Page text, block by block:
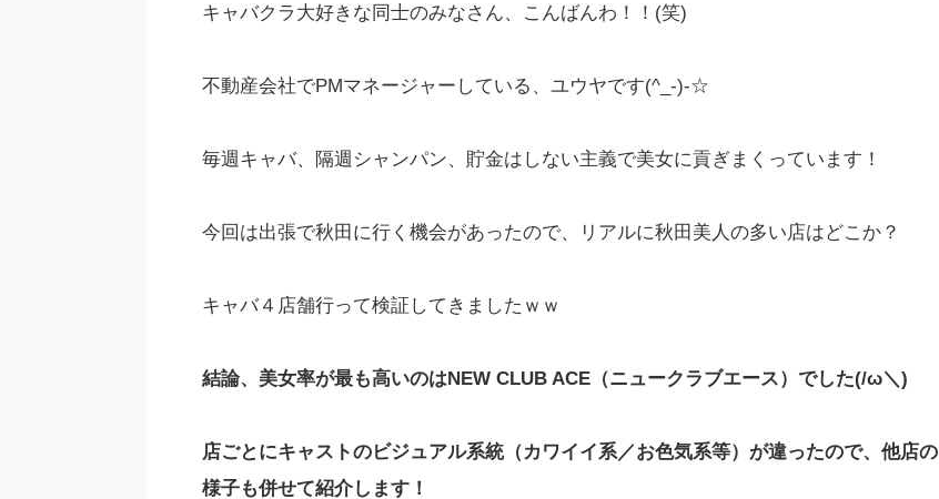
キャバクラ大好きな同士のみなさん、こんばんわ！！(笑)
不動産会社でPMマネージャーしている、ユウヤです(^_-)-☆
毎週キャバ、隔週シャンパン、貯金はしない主義で美女に貢ぎまくっています！
今回は出張で秋田に行く機会があったので、リアルに秋田美人の多い店はどこか？
キャバ４店舗行って検証してきましたｗｗ
結論、美女率が最も高いのはNEW CLUB ACE（ニュークラブエース）でした(/ω＼)
店ごとにキャストのビジュアル系統（カワイイ系／お色気系等）が違ったので、他店の
様子も併せて紹介します！